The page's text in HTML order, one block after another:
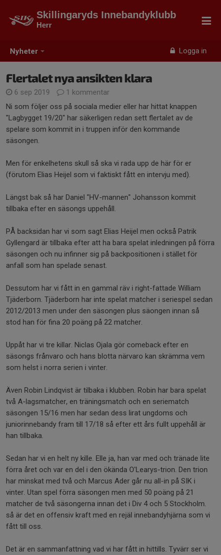
Nyheter Logga in
Skillingaryds Innebandyklubb
Herr
Flertalet nya ansikten klara
6 sep 2019
1 kommentar
Ni som följer oss på sociala medier eller har hittat knappen
"Lagbygget 19/20" har säkerligen redan sett flertalet av de
spelare som kommit in i truppen inför den kommande
säsongen.
Men för enkelhetens skull så ska vi rada upp de här för er
(förutom Elias Heijel som vi faktiskt fått en intervju med).
Längst bak så har Daniel "HV-mannen" Johansson kommit
tillbaka efter en säsongs uppehåll.
PÅ backsidan har vi som sagt Elias Heijel men också Patrik
Gyllengard är tillbaka efter att ha bara spelat inledningen på förra
säsongen och nu infinner sig på backpositionen i stället för
anfall som han spelade senast.
Dessutom har vi fått in en gammal räv i right-fattade William
Tjäderborn. Tjäderborn har inte spelat matcher i seriespel sedan
2012/2013 men under den säsongen plus säongen innan så
stod han för fina 20 poäng på 22 matcher.
Uppåt har vi tre killar. Niclas Ojala gör comeback efter en
säsongs frånvaro och hans blotta närvaro kan skrämma vem
som helst i norra serien i vinter.
Även Robin Lindqvist är tilbaka i klubben. Robin har bara spelat
två A-lagsmatcher, en träningsmatch och en seriematch
säsongen 15/16 men har sedan dess lirat ungdoms och
juniorinnebandy fram till 17/18 så efter ett års fullt uppehåll är
han tillbaka.
Sedan har vi en helt ny kille. Elle ja, han var med och tränade lite
förra året och var en del i den ökända O'Learys-trion. Den trion
har minskat med två och Marcus Ader går nu all-in på SIK i
vinter. Utan spel förra säsongen men med 50 poäng på 21
matcher de två säsongerna innan det i Div 4 och 5 Stockholm.
så är det en offensiv kraft med en rejäl innebandyhjärna som vi
fått till oss.
Det är en sammanfattning vad vi har fått in hittills. Tyvärr ser vi